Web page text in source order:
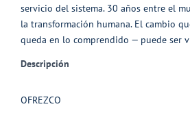
servicio del sistema. 30 años entre el
la transformación humana. El cambio
queda en lo comprendido — puede ser
Descripción
OFREZCO